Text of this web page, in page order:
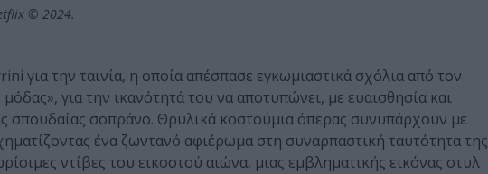
© 2024.
για την ταινία, η οποία απέσπασε εγκωμιαστικά σχόλια από τον
για την ικανότητά του να αποτυπώνει, με ευαισθησία και
σπουδαίας σοπράνο. Θρυλικά κοστούμια όπερας συνυπάρχουν με
ένα ζωντανό αφιέρωμα στη συναρπαστική ταυτότητα της
ντίβες του εικοστού αιώνα, μιας εμβληματικής εικόνας στυλ